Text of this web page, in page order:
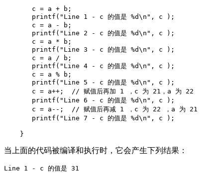
       c = a + b;
       printf("Line 1 - c 的值是 %d\n", c );
       c = a - b;
       printf("Line 2 - c 的值是 %d\n", c );
       c = a * b;
       printf("Line 3 - c 的值是 %d\n", c );
       c = a / b;
       printf("Line 4 - c 的值是 %d\n", c );
       c = a % b;
       printf("Line 5 - c 的值是 %d\n", c );
       c = a++;  // 赋值后再加 1 ，c 为 21，a 为 22
       printf("Line 6 - c 的值是 %d\n", c );
       c = a--;  // 赋值后再减 1 ，c 为 22 ，a 为 21
       printf("Line 7 - c 的值是 %d\n", c );
当上面的代码被编译和执行时，它会产生下列结果：
Line 1 - c 的值是 31